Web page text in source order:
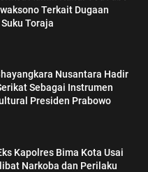
Terkait Dugaan
Toraja
Nusantara Hadir
Sebagai Instrumen
Presiden Prabowo
Kapolres Bima Kota Usai
Narkoba dan Perilaku